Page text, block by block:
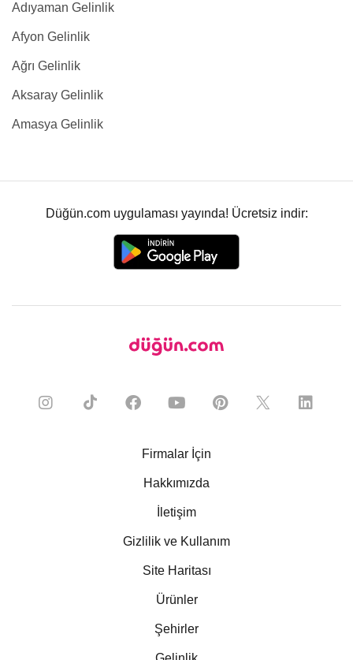
Adıyaman Gelinlik
Afyon Gelinlik
Ağrı Gelinlik
Aksaray Gelinlik
Amasya Gelinlik
Düğün.com uygulaması yayında! Ücretsiz indir:
Firmalar İçin
Hakkımızda
İletişim
Gizlilik ve Kullanım
Site Haritası
Ürünler
Şehirler